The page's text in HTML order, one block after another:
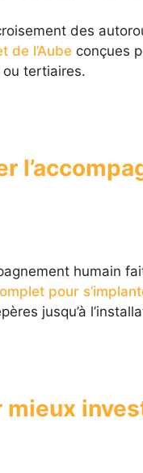
des
de l’Aubeconçues
tertiaires.
humain
pour
jusqu’à